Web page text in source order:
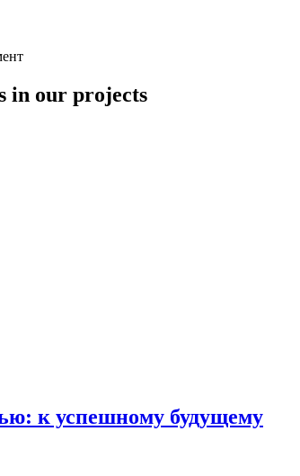
in our projects
к успешному будущему